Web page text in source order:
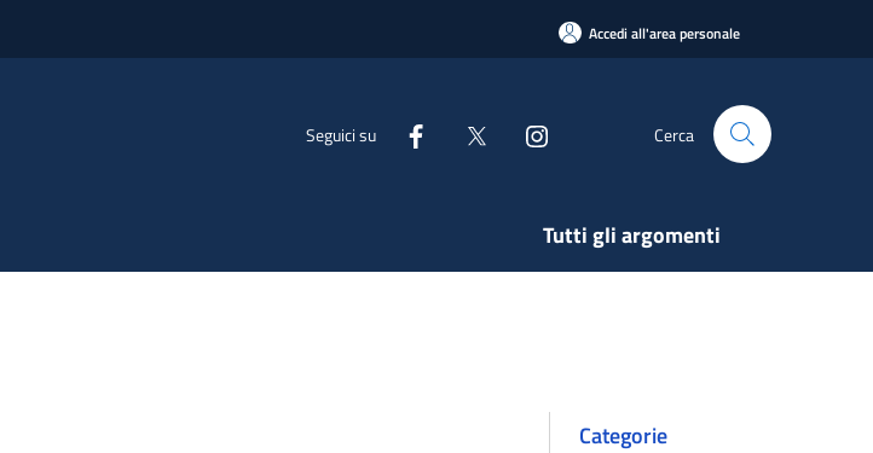
Accedi all'area personale
Seguici su Cerca
Tutti gli argomenti
Categorie